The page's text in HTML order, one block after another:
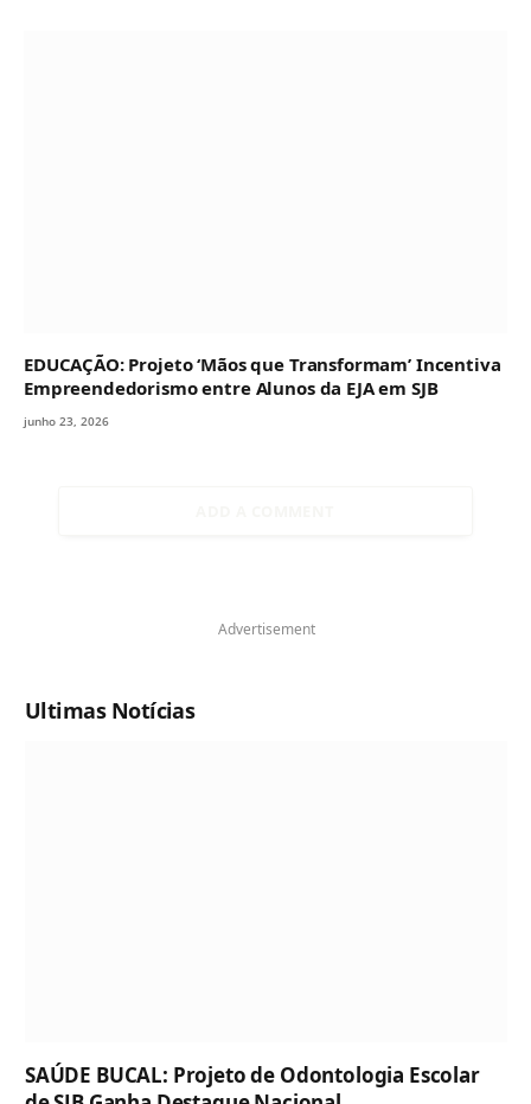
EDUCAÇÃO: Projeto ‘Mãos que Transformam’ Incentiva
Empreendedorismo entre Alunos da EJA em SJB
junho 23, 2026
Advertisement
Ultimas Notícias
SAÚDE BUCAL: Projeto de Odontologia Escolar